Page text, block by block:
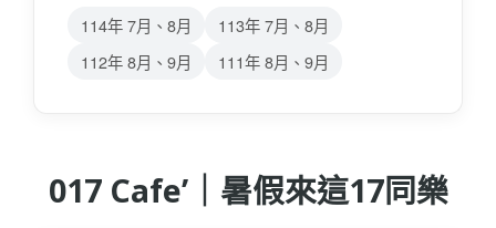
114年 7月、8月
113年 7月、8月
112年 8月、9月
111年 8月、9月
017 Cafe’｜暑假來這17同樂